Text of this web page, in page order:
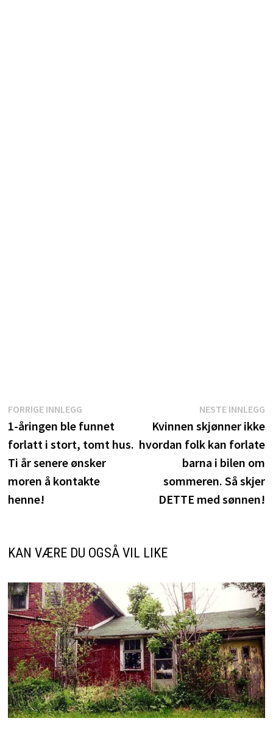
Innleggsnavigasjon
FORRIGE INNLEGGForrige
innlegg:
1-åringen ble funnet
forlatt i stort, tomt hus.
Ti år senere ønsker
moren å kontakte
henne!
NESTE INNLEGG
Kvinnen skjønner ikke
hvordan folk kan forlate
barna i bilen om
sommeren. Så skjer
DETTE med sønnen!
KAN VÆRE DU OGSÅ VIL LIKE